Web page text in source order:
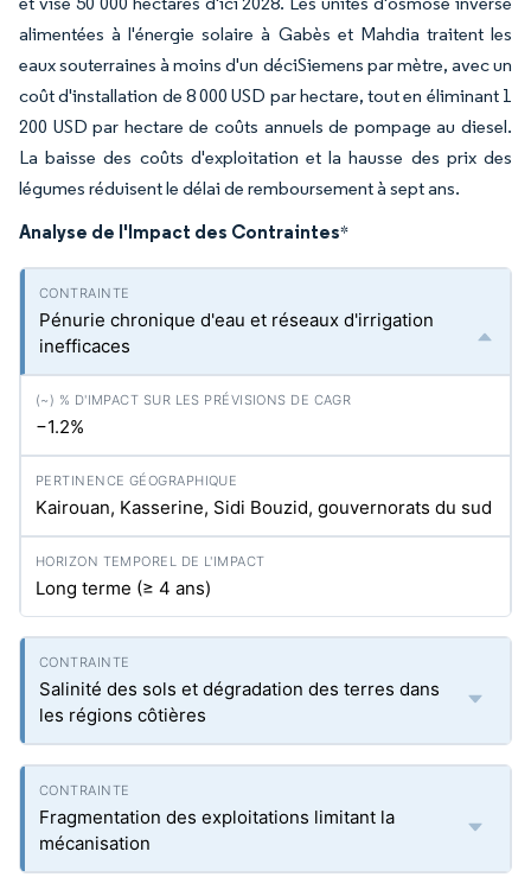
alimentées à l'énergie solaire à Gabès et Mahdia traitent les
eaux souterraines à moins d'un déciSiemens par mètre, avec un
coût d'installation de 8 000 USD par hectare, tout en éliminant 1
200 USD par hectare de coûts annuels de pompage au diesel.
La baisse des coûts d'exploitation et la hausse des prix des
légumes réduisent le délai de remboursement à sept ans.
Analyse de l'Impact des Contraintes*
Pénurie chronique d'eau et réseaux d'irrigation
inefficaces
−1.2%
Kairouan, Kasserine, Sidi Bouzid, gouvernorats du sud
Long terme (≥ 4 ans)
Salinité des sols et dégradation des terres dans
les régions côtières
Fragmentation des exploitations limitant la
mécanisation